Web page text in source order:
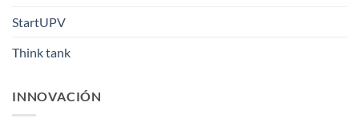
StartUPV
Think tank
INNOVACIÓN